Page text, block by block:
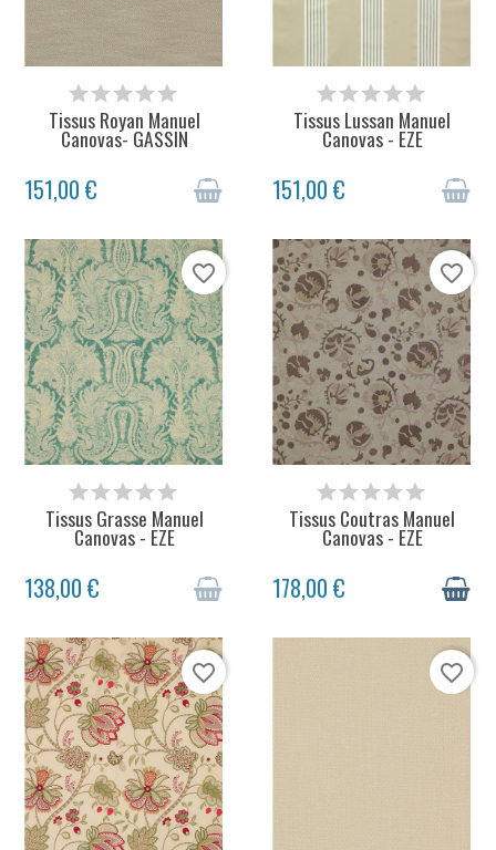
STOCK ÉPUISÉ
Tissus Royan Manuel
Canovas- GASSIN
151,00 €
STOCK ÉPUISÉ
Tissus Lussan Manuel
Canovas - EZE
151,00 €
STOCK ÉPUISÉ
favorite_border
Tissus Grasse Manuel
Canovas - EZE
138,00 €
EXPÉDITION SOUS 48H
favorite_border
Tissus Coutras Manuel
Canovas - EZE
178,00 €
favorite_border favorite_border